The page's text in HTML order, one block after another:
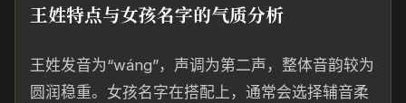
王姓特点与女孩名字的气质分析
王姓发音为“wáng”，声调为第二声，整体音韵较为
圆润稳重。女孩名字在搭配上，通常会选择辅音柔